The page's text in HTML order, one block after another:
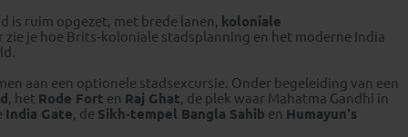
is ruim opgezet, met brede lanen, koloniale
zie je hoe Brits‑koloniale stadsplanning en het moderne India
aan een optionele stadsexcursie. Onder begeleiding van een
, het Rode Fort en Raj Ghat, de plek waar Mahatma Gandhi in
India Gate, de Sikh‑tempel Bangla Sahib en Humayun’s